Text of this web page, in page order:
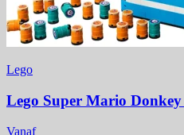
Lego
Lego Super Mario
Vanaf